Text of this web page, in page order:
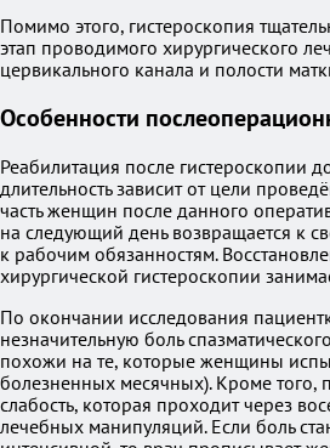
Помимо этого, гистероскопия
этап проводимого хирургического
цервикального канала и полости
Особенности
Реабилитация после гистероскопии
длительность зависит от цели
часть женщин после данного
на следующий день возвращается к
к рабочим обязанностям.
хирургической гистероскопии
По окончании исследования
незначительную боль
похожи на те, которые женщины
болезненных месячных). Кроме того,
слабость, которая проходит через
лечебных манипуляций. Если боль